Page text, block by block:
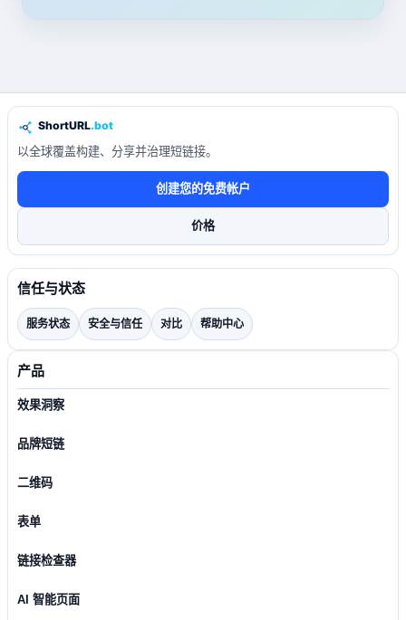
以全球覆盖构建、分享并治理短链接。
创建您的免费帐户
价格
信任与状态
服务状态 安全与信任 对比 帮助中心
产品
效果洞察
品牌短链
二维码
表单
链接检查器
AI 智能页面